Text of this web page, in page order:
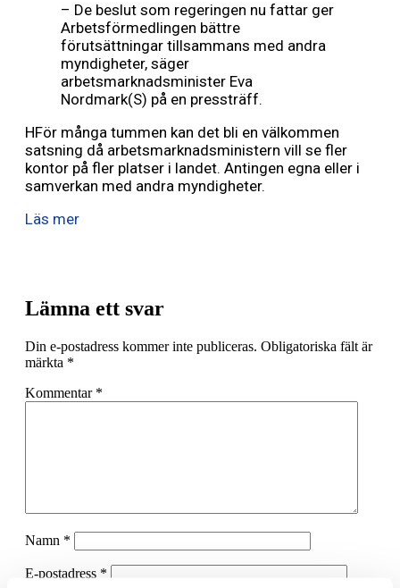
– De beslut som regeringen nu fattar ger
Arbetsförmedlingen bättre
förutsättningar tillsammans med andra
myndigheter, säger
arbetsmarknadsminister Eva
Nordmark(S) på en pressträff.
HFör många tummen kan det bli en välkommen
satsning då arbetsmarknadsministern vill se fler
kontor på fler platser i landet. Antingen egna eller i
samverkan med andra myndigheter.
Läs mer
Lämna ett svar
Din e-postadress kommer inte publiceras. Obligatoriska fält är
märkta *
Kommentar *
Namn *
E-postadress *